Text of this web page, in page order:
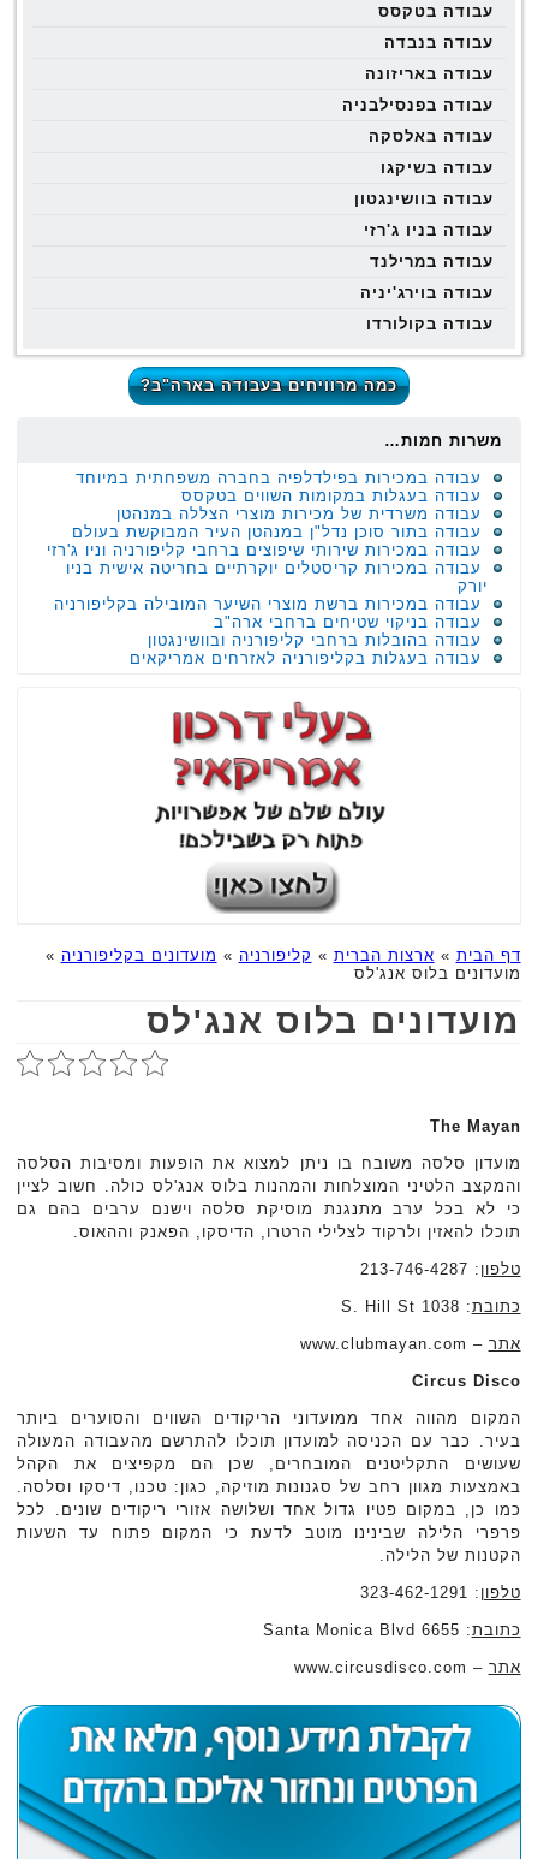
עבודה בטקסס
עבודה בנבדה
עבודה באריזונה
עבודה בפנסילבניה
עבודה באלסקה
עבודה בשיקגו
עבודה בוושינגטון
עבודה בניו ג'רזי
עבודה במרילנד
עבודה בוירג'יניה
עבודה בקולורדו
כמה מרוויחים בעבודה בארה"ב?
משרות חמות…
עבודה במכירות בפילדלפיה בחברה משפחתית במיוחד
עבודה בעגלות במקומות השווים בטקסס
עבודה משרדית של מכירות מוצרי הצללה במנהטן
עבודה בתור סוכן נדל"ן במנהטן העיר המבוקשת בעולם
עבודה במכירות שירותי שיפוצים ברחבי קליפורניה וניו ג'רזי
עבודה במכירות קריסטלים יוקרתיים בחריטה אישית בניו
יורק
עבודה במכירות ברשת מוצרי השיער המובילה בקליפורניה
עבודה בניקוי שטיחים ברחבי ארה"ב
עבודה בהובלות ברחבי קליפורניה ובוושינגטון
עבודה בעגלות בקליפורניה לאזרחים אמריקאים
דף הבית » ארצות הברית » קליפורניה » מועדונים בקליפורניה »
מועדונים בלוס אנג'לס
מועדונים בלוס אנג'לס
The Mayan
מועדון סלסה משובח בו ניתן למצוא את הופעות ומסיבות הסלסה
והמקצב הלטיני המוצלחות והמהנות בלוס אנג'לס כולה. חשוב לציין
כי לא בכל ערב מתנגנת מוסיקת סלסה וישנם ערבים בהם גם
תוכלו להאזין ולרקוד לצלילי הרטרו, הדיסקו, הפאנק וההאוס.
טלפון : 213-746-4287
כתובת: 1038 S. Hill St
אתר – www.clubmayan.com
Circus Disco
המקום מהווה אחד ממועדוני הריקודים השווים והסוערים ביותר
בעיר. כבר עם הכניסה למועדון תוכלו להתרשם מהעבודה המעולה
שעושים התקליטנים המובחרים, שכן הם מקפיצים את הקהל
באמצעות מגוון רחב של סגנונות מוזיקה, כגון: טכנו, דיסקו וסלסה.
כמו כן, במקום פטיו גדול אחד ושלושה אזורי ריקודים שונים. לכל
פרפרי הלילה שבינינו מוטב לדעת כי המקום פתוח עד השעות
הקטנות של הלילה.
טלפון : 323-462-1291
כתובת: 6655 Santa Monica Blvd
אתר – www.circusdisco.com